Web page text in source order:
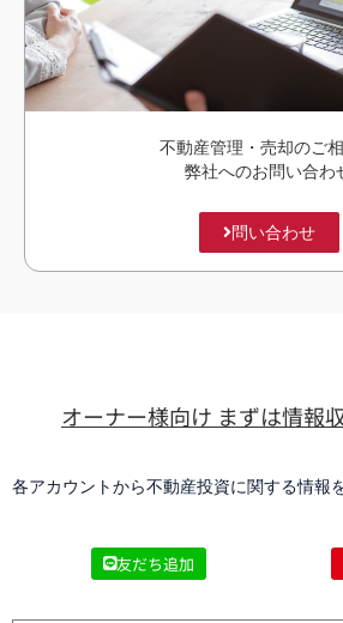
不動産管理・売却のご相
弊社へのお問い合わ
問い合わせ
オーナー様向け まずは情報
各アカウントから不動産投資に関する情報
友だち追加